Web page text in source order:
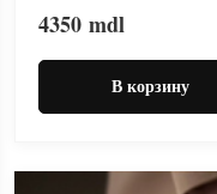
4350 mdl
В корзину